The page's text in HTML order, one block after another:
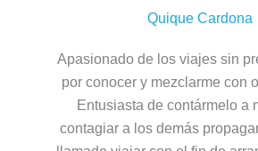
Quique Cardona
Apasionado de los viajes sin
por conocer y mezclarme con
Entusiasta de contármelo a
contagiar a los demás